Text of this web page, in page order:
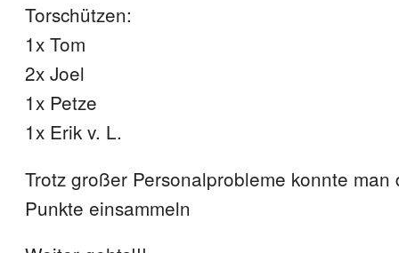
Torschützen:
1x Tom
2x Joel
1x Petze
1x Erik v. L.
Trotz großer Personalprobleme konnte man
Punkte einsammeln